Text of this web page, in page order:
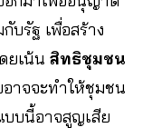
บรัฐ เพื่อสร้าง
ยเน้น สิทธิชุมชน
าจจะทำให้ชุมชน
บนี้อาจสูญเสีย